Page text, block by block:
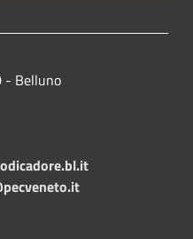
- Belluno